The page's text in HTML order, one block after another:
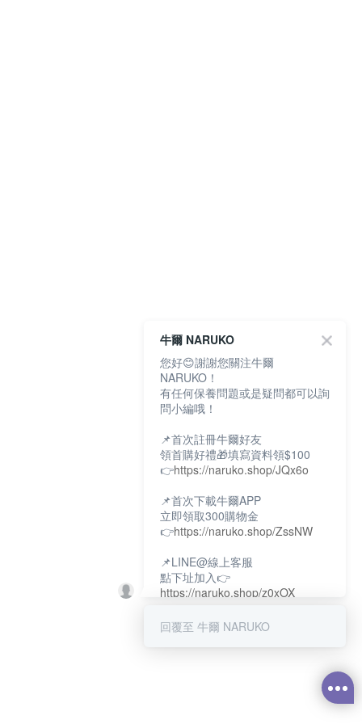
牛爾 NARUKO
您好😊謝謝您關注牛爾
NARUKO！
有任何保養問題或是疑問都可以詢
問小編哦！
📌首次註冊牛爾好友
領首購好禮🎁填寫資料領$100
👉https://naruko.shop/JQx6o
📌首次下載牛爾APP
立即領取300購物金
👉https://naruko.shop/ZssNW
📌LINE@線上客服
點下址加入👉
https://naruko.shop/z0xOX
📌電話客服：02-26581707
回覆至 牛爾 NARUKO